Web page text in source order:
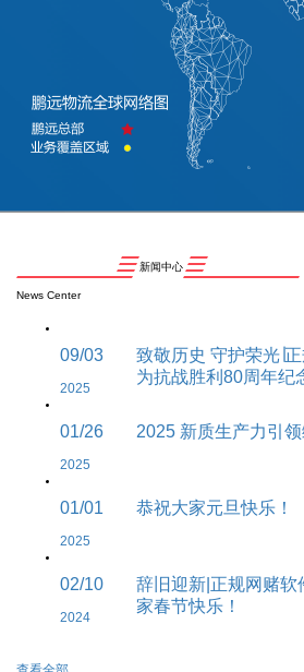
新闻中心
News Center
09/03
2025
致敬历史 守护荣光∣
为抗战胜利80周年纪
01/26
2025
2025 新质生产力引
01/01
2025
恭祝大家元旦快乐！
02/10
2024
辞旧迎新|正规网赌软
家春节快乐！